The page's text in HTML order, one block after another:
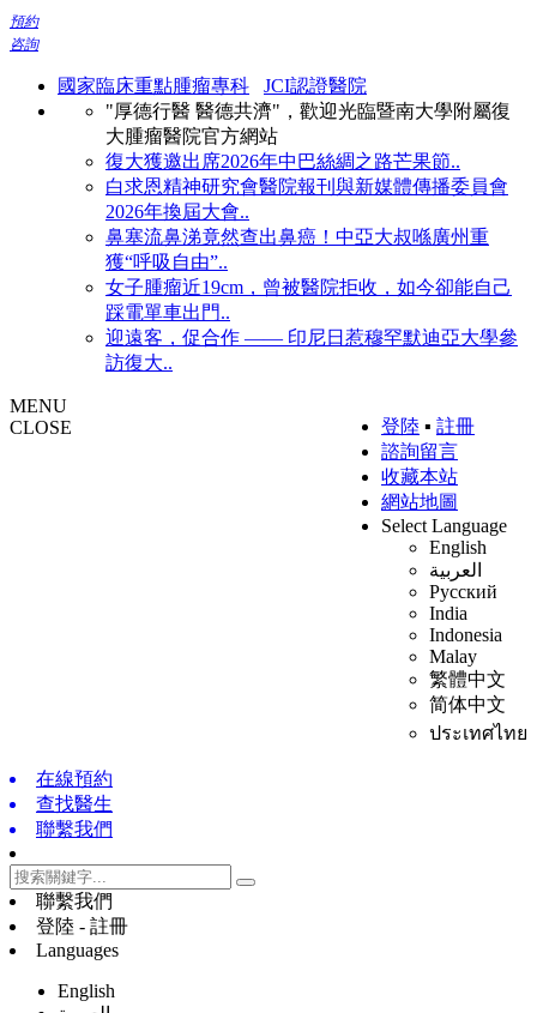
預約
咨詢
國家臨床重點腫瘤專科
JCI認證醫院
"厚德行醫 醫德共濟"，歡迎光臨暨南大學附屬復
大腫瘤醫院官方網站
復大獲邀出席2026年中巴絲綢之路芒果節..
白求恩精神研究會醫院報刊與新媒體傳播委員會
2026年換屆大會..
鼻塞流鼻涕竟然查出鼻癌！中亞大叔喺廣州重
獲“呼吸自由”..
女子腫瘤近19cm，曾被醫院拒收，如今卻能自己
踩電單車出門..
迎遠客，促合作 —— 印尼日惹穆罕默迪亞大學參
訪復大..
登陸 ▪ 註冊
諮詢留言
收藏本站
網站地圖
Select Language
English
العربية
Русский
India
Indonesia
Malay
繁體中文
简体中文
ประเทศไทย
MENU
CLOSE
在線預約
查找醫生
聯繫我們
聯繫我們
登陸 - 註冊
Languages
English